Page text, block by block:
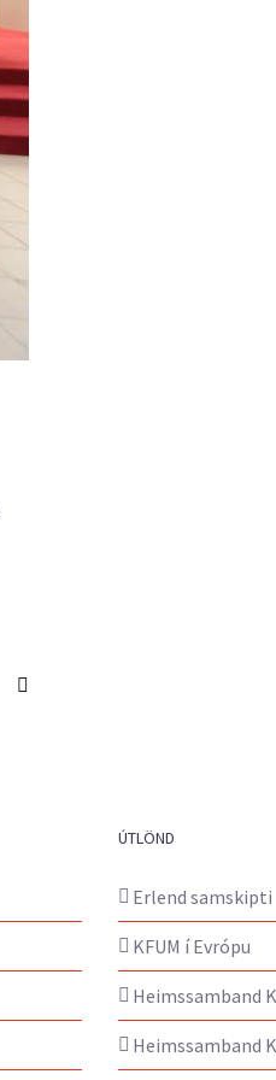
Pinterest
ÚTLÖND
Erlend samskipti
KFUM í Evrópu
Heimssamband
Heimssamband